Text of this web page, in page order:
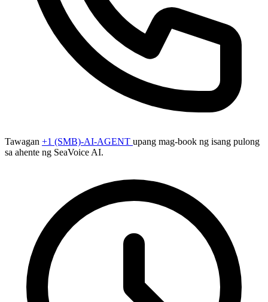
Tawagan +1 (SMB)-AI-AGENT upang mag-book ng isang pulong
sa ahente ng SeaVoice AI.